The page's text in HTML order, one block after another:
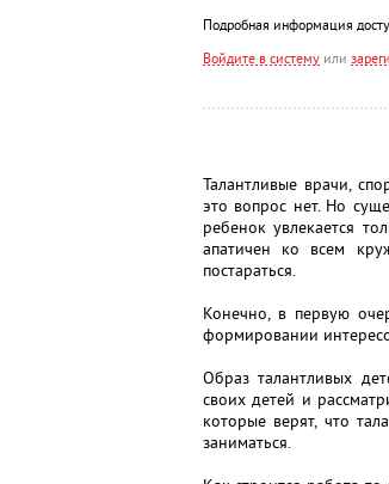
Подробная информация
Войдите в системуили
Талантливые врачи,
это вопрос нет. Но
ребенок увлекается
апатичен ко всем
постараться.
Конечно, в первую
формировании
Образ талантливых
своих детей и
которые верят, что
заниматься.